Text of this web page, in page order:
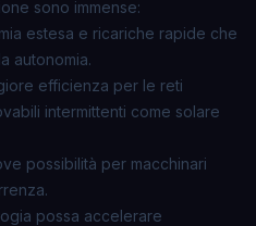
sono immense:
estesa e ricariche rapide che
autonomia.
efficienza per le reti
intermittenti come solare
possibilità per macchinari
possa accelerare